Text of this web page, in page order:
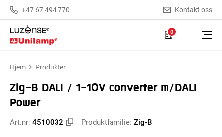
+47 67 494 770 Kontakt oss
0
Hjem Produkter
Zig-B DALI / 1-10V converter m/DALI
Power
Art.nr: 4510032 Produktfamilie: Zig-B